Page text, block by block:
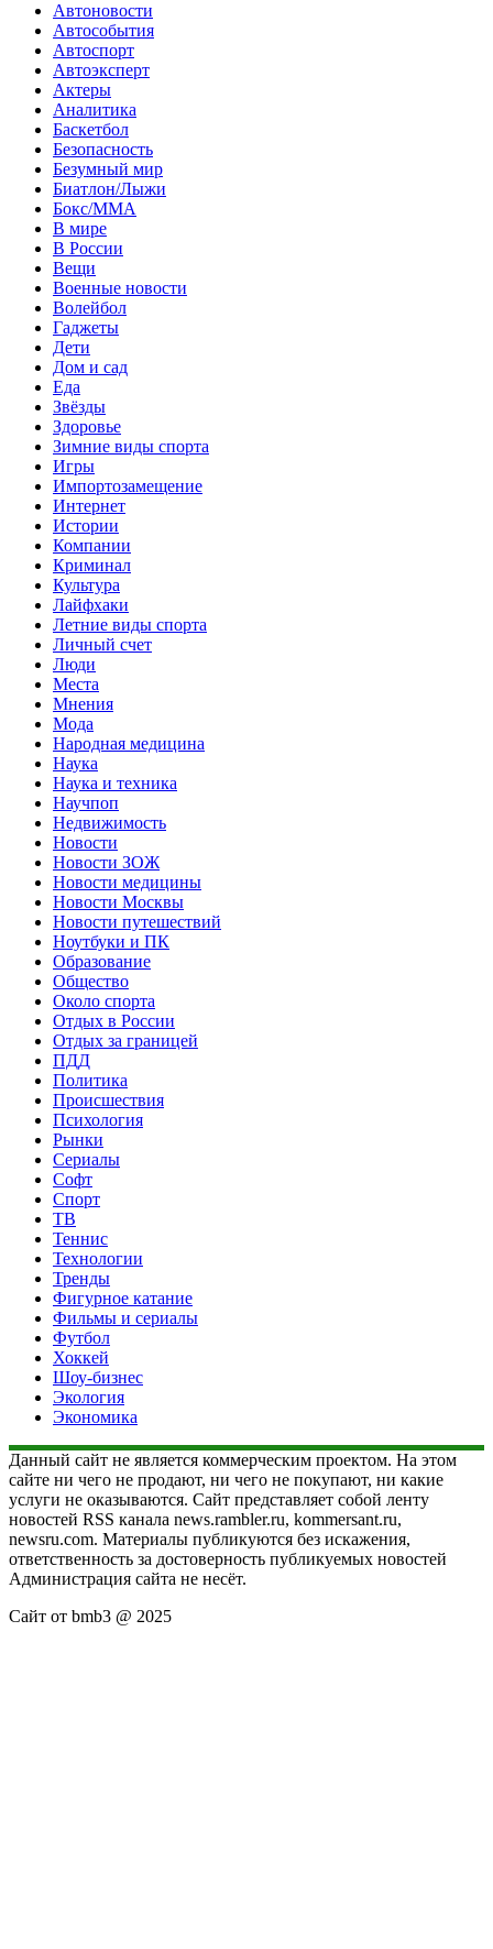
Автоновости
Автособытия
Автоспорт
Автоэксперт
Актеры
Аналитика
Баскетбол
Безопасность
Безумный мир
Биатлон/Лыжи
Бокс/MMA
В мире
В России
Вещи
Военные новости
Волейбол
Гаджеты
Дети
Дом и сад
Еда
Звёзды
Здоровье
Зимние виды спорта
Игры
Импортозамещение
Интернет
Истории
Компании
Криминал
Культура
Лайфхаки
Летние виды спорта
Личный счет
Люди
Места
Мнения
Мода
Народная медицина
Наука
Наука и техника
Научпоп
Недвижимость
Новости
Новости ЗОЖ
Новости медицины
Новости Москвы
Новости путешествий
Ноутбуки и ПК
Образование
Общество
Около спорта
Отдых в России
Отдых за границей
ПДД
Политика
Происшествия
Психология
Рынки
Сериалы
Софт
Спорт
ТВ
Теннис
Технологии
Тренды
Фигурное катание
Фильмы и сериалы
Футбол
Хоккей
Шоу-бизнес
Экология
Экономика
Данный сайт не является коммерческим проектом. На этом
сайте ни чего не продают, ни чего не покупают, ни какие
услуги не оказываются. Сайт представляет собой ленту
новостей RSS канала news.rambler.ru, kommersant.ru,
newsru.com. Материалы публикуются без искажения,
ответственность за достоверность публикуемых новостей
Администрация сайта не несёт.
Сайт от bmb3 @ 2025